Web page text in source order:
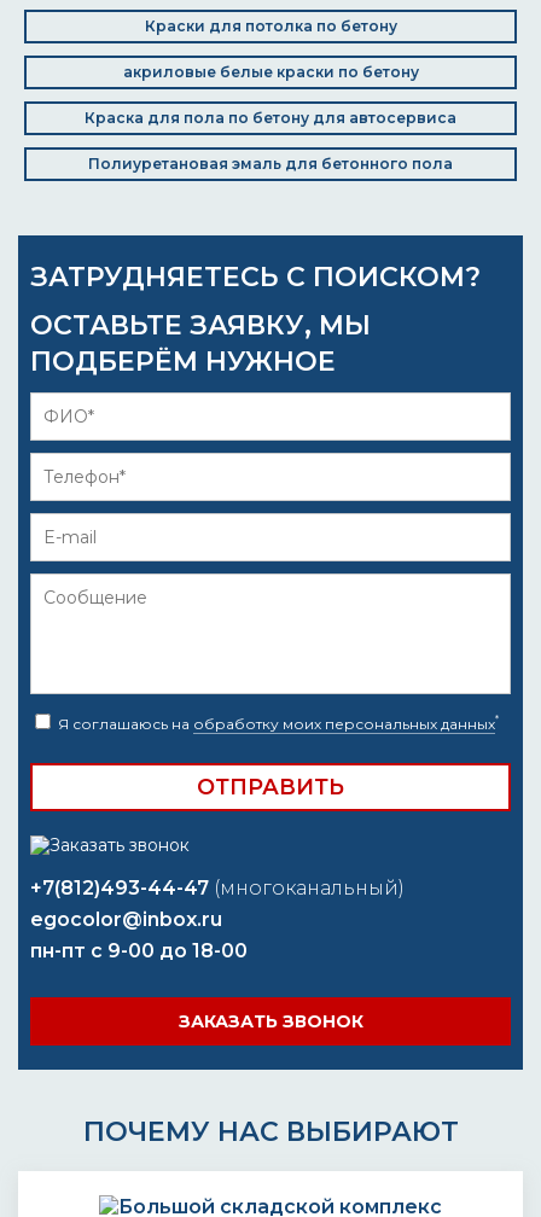
Краски для потолка по бетону
акриловые белые краски по бетону
Краска для пола по бетону для автосервиса
Полиуретановая эмаль для бетонного пола
ЗАТРУДНЯЕТЕСЬ С ПОИСКОМ?
ОСТАВЬТЕ ЗАЯВКУ, МЫ
ПОДБЕРЁМ НУЖНОЕ
Я соглашаюсь на обработку моих персональных данных*
+7(812)493-44-47 (многоканальный)
egocolor@inbox.ru
пн-пт с 9-00 до 18-00
ЗАКАЗАТЬ ЗВОНОК
ПОЧЕМУ НАС ВЫБИРАЮТ